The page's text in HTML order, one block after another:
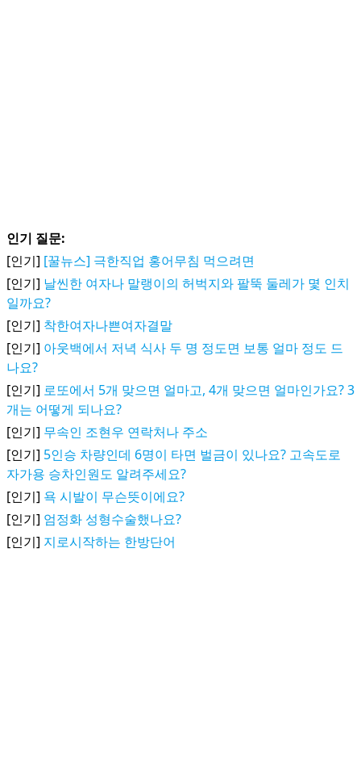
인기 질문:
[인기] [꿀뉴스] 극한직업 홍어무침 먹으려면
[인기] 날씬한 여자나 말랭이의 허벅지와 팔뚝 둘레가 몇 인치
일까요?
[인기] 착한여자나쁜여자결말
[인기] 아웃백에서 저녁 식사 두 명 정도면 보통 얼마 정도 드
나요?
[인기] 로또에서 5개 맞으면 얼마고, 4개 맞으면 얼마인가요? 3
개는 어떻게 되나요?
[인기] 무속인 조현우 연락처나 주소
[인기] 5인승 차량인데 6명이 타면 벌금이 있나요? 고속도로
자가용 승차인원도 알려주세요?
[인기] 욕 시발이 무슨뜻이에요?
[인기] 엄정화 성형수술했나요?
[인기] 지로시작하는 한방단어